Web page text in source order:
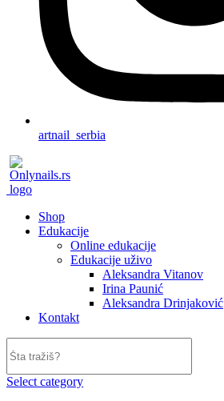
artnail_serbia
Shop
Edukacije
Online edukacije
Edukacije uživo
Aleksandra Vitanov
Irina Paunić
Aleksandra Drinjaković
Kontakt
Select category